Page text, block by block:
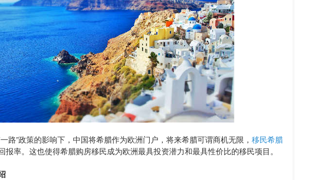
”政策的影响下，中国将希腊作为欧洲门户，将来希腊可谓商机无限， 移民希腊
报率。这也使得希腊购房移民成为欧洲最具投资潜力和最具性价比的移民项目。